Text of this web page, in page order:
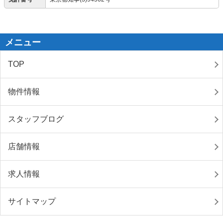
メニュー
TOP
物件情報
スタッフブログ
店舗情報
求人情報
サイトマップ